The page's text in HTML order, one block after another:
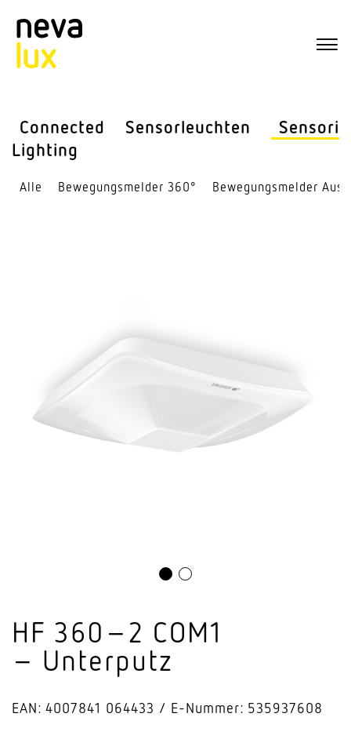
Connected
Lighting
Sensor­leuchten Sensorik
Alle Bewe­gungs­melder 360° Bewe­gungs­melder
HF 360–2 COM1
– Unterputz
EAN: 4007841 064433 E-Nummer: 535937608